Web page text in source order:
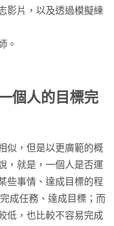
影片，以及透過模擬練
。
個人的目標完
似，但是以更廣範的概
，就是，一個人是否運
些事情、達成目標的程
成任務、達成目標；而
低，也比較不容易完成